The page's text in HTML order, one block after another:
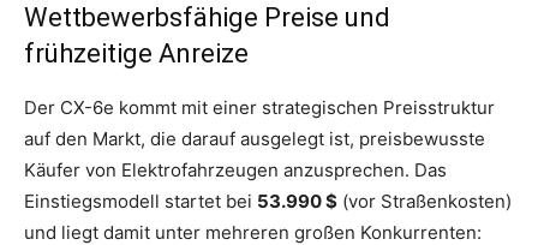
Wettbewerbsfähige Preise und
frühzeitige Anreize
Der CX-6e kommt mit einer strategischen Preisstruktur
auf den Markt, die darauf ausgelegt ist, preisbewusste
Käufer von Elektrofahrzeugen anzusprechen. Das
Einstiegsmodell startet bei 53.990 $ (vor Straßenkosten)
und liegt damit unter mehreren großen Konkurrenten: